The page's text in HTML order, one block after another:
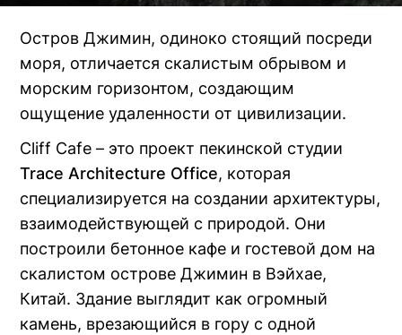
Остров Джимин, одиноко стоящий посреди
моря, отличается скалистым обрывом и
морским горизонтом, создающим
ощущение удаленности от цивилизации.
Cliff Cafe – это проект пекинской студии
Trace Architecture Office(Открыть
в
новом
окне)
, которая
специализируется на создании архитектуры,
взаимодействующей с природой. Они
построили бетонное кафе и гостевой дом на
скалистом острове Джимин в Вэйхае,
Китай. Здание выглядит как огромный
камень, врезающийся в гору с одной